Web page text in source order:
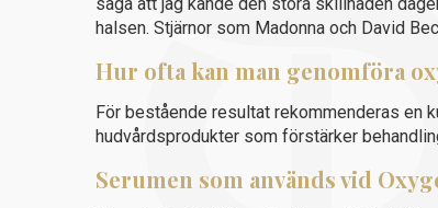
halsen. Stjärnor som Madonna och David
Hur ofta kan man genomföra
För bestående resultat rekommenderas en
hudvårdsprodukter som förstärker
Serumen som används vid